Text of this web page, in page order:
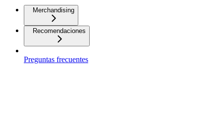
Merchandising
Recomendaciones
Preguntas frecuentes